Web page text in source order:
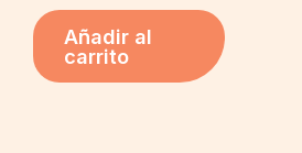
Añadir al
carrito